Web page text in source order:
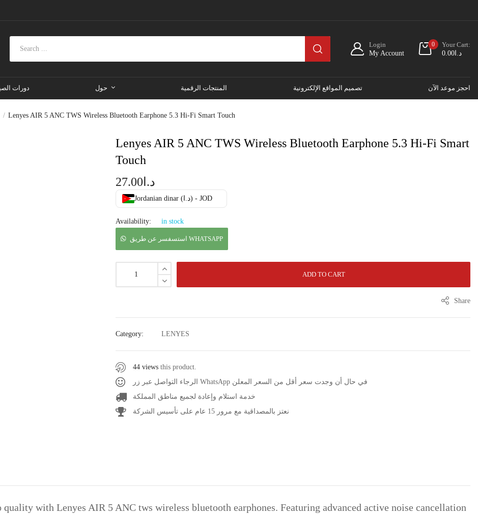
Login
My Account
0
Your Cart:
د.ا 0.00
دورات حول المنتجات الرقمية تصميم المواقع الإلكترونية احجز موعد الآن
Lenyes AIR 5 ANC TWS Wireless Bluetooth Earphone 5.3 Hi-Fi Smart Touch
Lenyes AIR 5 ANC TWS Wireless Bluetooth Earphone 5.3 Hi-Fi Smart
Touch
د.ا 27.00
Jordanian dinar (د.ا) - JOD
Availability: in stock
استسفسر عن طريق WHATSAPP
ADD TO CART
Share
Category: LENYES
44 viewsthis product.
الرجاء التواصل عبر زر WhatsApp في حال أن وجدت سعر أقل من السعر المعلن
خدمة استلام وإعادة لجميع مناطق المملكة
نعتز بالمصداقية مع مرور 15 عام على تأسيس الشركة
with Lenyes AIR 5 ANC tws wireless bluetooth earphones. Featuring advanced active noise cancellation